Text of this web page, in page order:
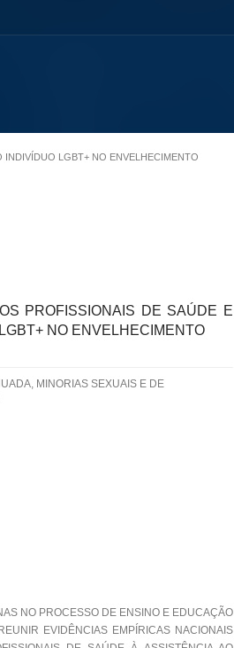
INDIVÍDUO LGBT+ NO ENVELHECIMENTO
PROFISSIONAIS DE SAÚDE E
NO ENVELHECIMENTO
MINORIAS SEXUAIS E DE
NO PROCESSO DE ENSINO E EDUCAÇÃO
EVIDÊNCIAS EMPÍRICAS NACIONAIS